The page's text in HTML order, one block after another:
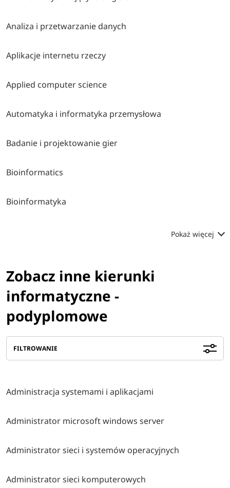
Analiza i przetwarzanie danych
Aplikacje internetu rzeczy
Applied computer science
Automatyka i informatyka przemysłowa
Badanie i projektowanie gier
Bioinformatics
Bioinformatyka
Pokaż więcej
Zobacz inne kierunki
informatyczne -
podyplomowe
FILTROWANIE
Administracja systemami i aplikacjami
Administrator microsoft windows server
Administrator sieci i systemów operacyjnych
Administrator sieci komputerowych